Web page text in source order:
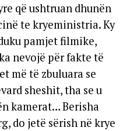
që ushtruan dhunën
te kryeministria. Ky
pamjet filmike,
nevojë për fakte të
më të zbuluara se
sheshit, tha se u
kamerat… Berisha
do jetë sërish në krye